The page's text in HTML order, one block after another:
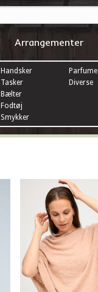
Handsker
Tasker
Bælter
Fodtøj
Smykker
Parfume
Diverse
Arrangementer